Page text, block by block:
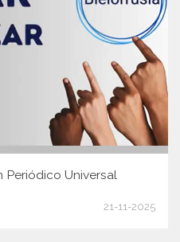
Periódico Universal
21-11-2025